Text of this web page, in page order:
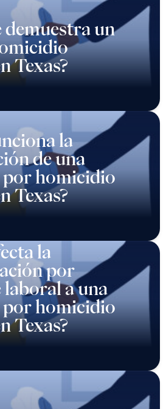
demuestra un
Texas?
la
de una
por homicidio
Texas?
la
por
laboral a una
por homicidio
Texas?